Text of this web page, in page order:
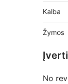
Kalba
Žymos
No